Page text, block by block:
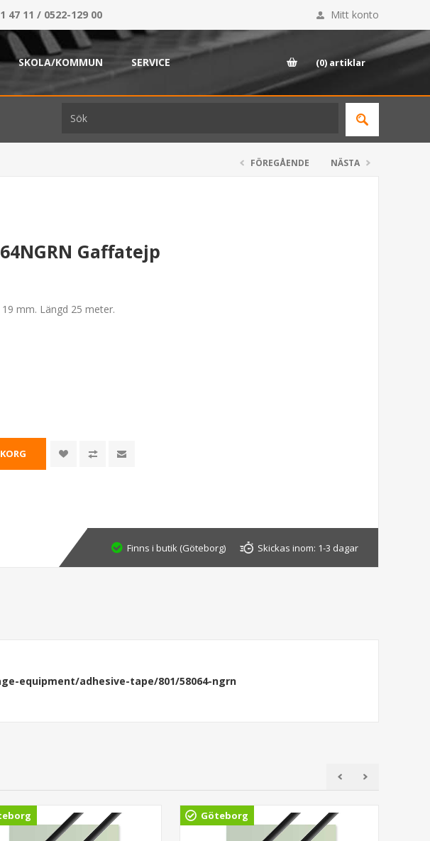
47 11 / 0522-129 00 Mitt konto
SKOLA/KOMMUN SERVICE (0) artiklar
FÖREGÅENDE NÄSTA
Gaffatejp
mm. Längd 25 meter.
Finns i butik (Göteborg) Skickas inom: 1-3 dagar
equipment/adhesive-tape/801/58064-ngrn
Göteborg